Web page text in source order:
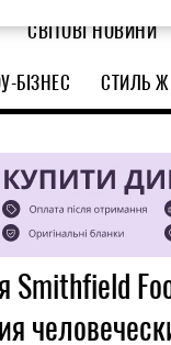
СВІТОВІ НОВИНИ
БІЗНЕС СТИЛЬ
Smithfield